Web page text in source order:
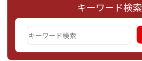
キーワード検索